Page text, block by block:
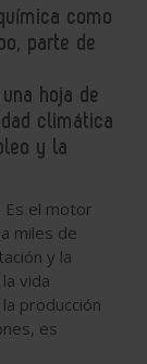
como
parte de
hoja de
climática
y la
Es el motor
miles de
y la
vida
producción
es